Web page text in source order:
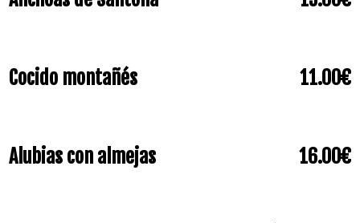
Cocido montañés 11.00€
Alubias con almejas 16.00€